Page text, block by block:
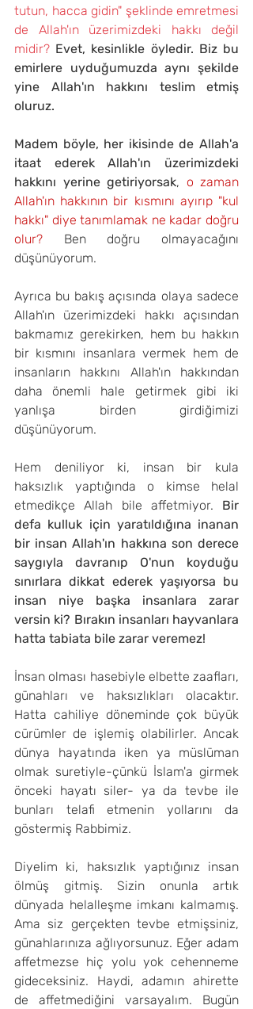
tutun, hacca gidin" şeklinde emretmesi
de Allah'ın üzerimizdeki hakkı değil
midir? Evet, kesinlikle öyledir. Biz bu
emirlere uyduğumuzda aynı şekilde
yine Allah'ın hakkını teslim etmiş
oluruz.
Madem böyle, her ikisinde de Allah'a
itaat ederek Allah'ın üzerimizdeki
hakkını yerine getiriyorsak, o zaman
Allah'ın hakkının bir kısmını ayırıp "kul
hakkı" diye tanımlamak ne kadar doğru
olur? Ben doğru olmayacağını
düşünüyorum.
Ayrıca bu bakış açısında olaya sadece
Allah'ın üzerimizdeki hakkı açısından
bakmamız gerekirken, hem bu hakkın
bir kısmını insanlara vermek hem de
insanların hakkını Allah'ın hakkından
daha önemli hale getirmek gibi iki
yanlışa birden girdiğimizi
düşünüyorum.
Hem deniliyor ki, insan bir kula
haksızlık yaptığında o kimse helal
etmedikçe Allah bile affetmiyor. Bir
defa kulluk için yaratıldığına inanan
bir insan Allah'ın hakkına son derece
saygıyla davranıp O'nun koyduğu
sınırlara dikkat ederek yaşıyorsa bu
insan niye başka insanlara zarar
versin ki? Bırakın insanları hayvanlara
hatta tabiata bile zarar veremez!
İnsan olması hasebiyle elbette zaafları,
günahları ve haksızlıkları olacaktır.
Hatta cahiliye döneminde çok büyük
cürümler de işlemiş olabilirler. Ancak
dünya hayatında iken ya müslüman
olmak suretiyle-çünkü İslam'a girmek
önceki hayatı siler- ya da tevbe ile
bunları telafi etmenin yollarını da
göstermiş Rabbimiz.
Diyelim ki, haksızlık yaptığınız insan
ölmüş gitmiş. Sizin onunla artık
dünyada helalleşme imkanı kalmamış.
Ama siz gerçekten tevbe etmişsiniz,
günahlarınıza ağlıyorsunuz. Eğer adam
affetmezse hiç yolu yok cehenneme
gideceksiniz. Haydi, adamın ahirette
de affetmediğini varsayalım. Bugün